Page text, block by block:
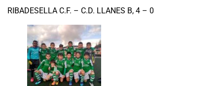
RIBADESELLA C.F. – C.D. LLANES B, 4 – 0